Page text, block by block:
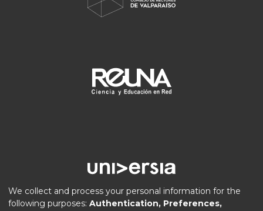
We collect and process your personal information for the
following purposes: Authentication, Preferences,